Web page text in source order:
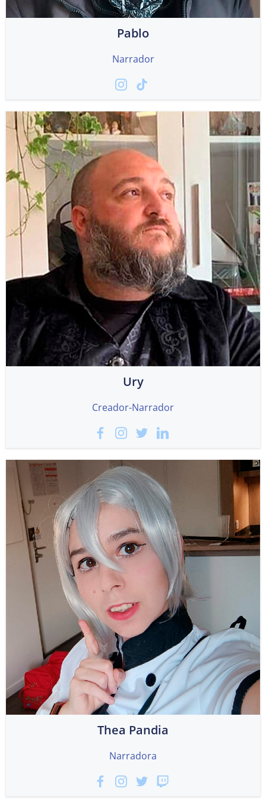
Pablo
Narrador
Ury
Creador-Narrador
Thea Pandia
Narradora